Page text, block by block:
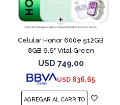
Celular Honor 600e 512GB
8GB 6.6" Vital Green
USD 749,00
USD 636,65
COMPARAR